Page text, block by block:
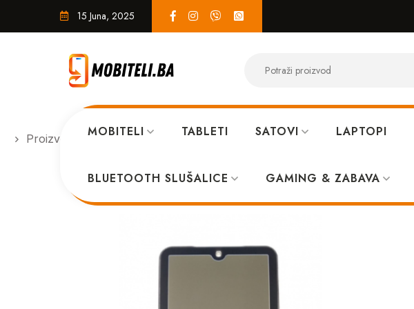
15 Juna, 2025
MOBITELI TABLETI SATOVI LAPTOPI
BLUETOOTH SLUŠALICE GAMING & ZABAVA
Proizvodi SERVIS Display Xiaomi Redmi 9 AT original bez frejma